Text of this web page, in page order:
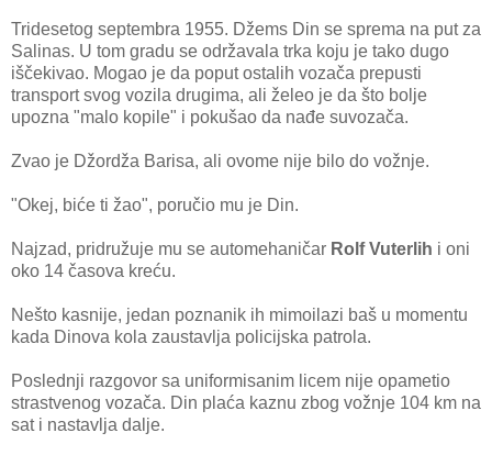
Tridesetog septembra 1955. Džems Din se sprema na put za
Salinas. U tom gradu se održavala trka koju je tako dugo
iščekivao. Mogao je da poput ostalih vozača prepusti
transport svog vozila drugima, ali želeo je da što bolje
upozna "malo kopile" i pokušao da nađe suvozača.
Zvao je Džordža Barisa, ali ovome nije bilo do vožnje.
"Okej, biće ti žao", poručio mu je Din.
Najzad, pridružuje mu se automehaničar Rolf Vuterlih i oni
oko 14 časova kreću.
Nešto kasnije, jedan poznanik ih mimoilazi baš u momentu
kada Dinova kola zaustavlja policijska patrola.
Poslednji razgovor sa uniformisanim licem nije opametio
strastvenog vozača. Din plaća kaznu zbog vožnje 104 km na
sat i nastavlja dalje.